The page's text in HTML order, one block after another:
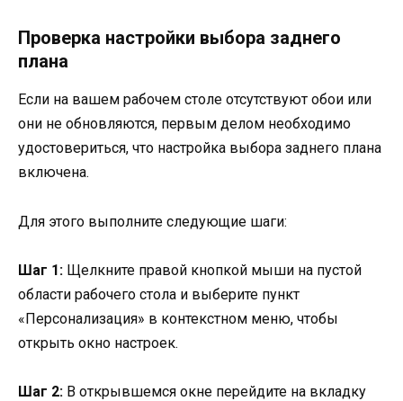
Проверка настройки выбора заднего
плана
Если на вашем рабочем столе отсутствуют обои или
они не обновляются, первым делом необходимо
удостовериться, что настройка выбора заднего плана
включена.
Для этого выполните следующие шаги:
Шаг 1: Щелкните правой кнопкой мыши на пустой
области рабочего стола и выберите пункт
«Персонализация» в контекстном меню, чтобы
открыть окно настроек.
Шаг 2: В открывшемся окне перейдите на вкладку